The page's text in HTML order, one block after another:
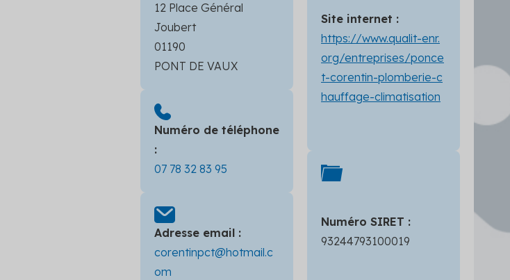
12 Place Général
Joubert
01190
PONT DE VAUX
Numéro de téléphone
:
07 78 32 83 95
Adresse email :
corentinpct@hotmail.c
om
Site internet :
https://www.qualit-enr.
org/entreprises/ponce
t-corentin-plomberie-c
hauffage-climatisation
Numéro SIRET :
93244793100019